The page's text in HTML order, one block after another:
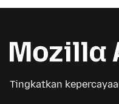
Tingkatkan